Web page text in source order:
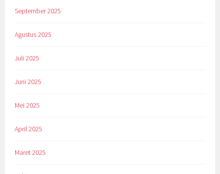
September 2025
Agustus 2025
Juli 2025
Juni 2025
Mei 2025
April 2025
Maret 2025